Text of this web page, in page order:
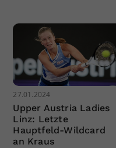
27.01.2024
Upper Austria Ladies
Linz: Letzte
Hauptfeld-Wildcard
an Kraus